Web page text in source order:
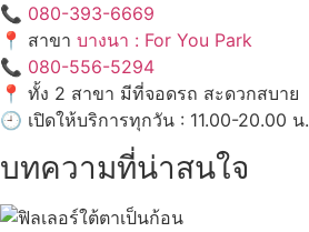
📞 080-393-6669
📍 สาขา บางนา : For You Park
📞 080-556-5294
📍 ทั้ง 2 สาขา มีที่จอดรถ สะดวกสบาย
🕘 เปิดให้บริการทุกวัน : 11.00-20.00 น.
บทความที่น่าสนใจ